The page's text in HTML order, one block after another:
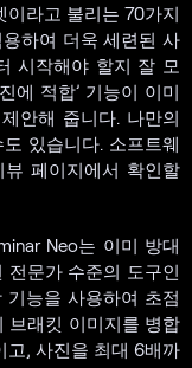
이라고 불리는 70가지
하여 더욱 세련된 사
시작해야 할지 잘 모
에 적합’ 기능이 이미
안해 줍니다. 나만의
있습니다. 소프트웨
페이지에서 확인할
Neo는 이미 방대
문가 수준의 도구인
능을 사용하여 초점
브래킷 이미지를 병합
고, 사진을 최대 6배까